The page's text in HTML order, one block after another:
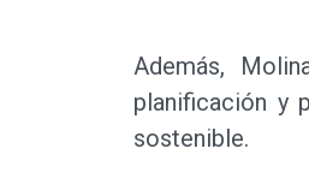
Además,
planificación y
sostenible.